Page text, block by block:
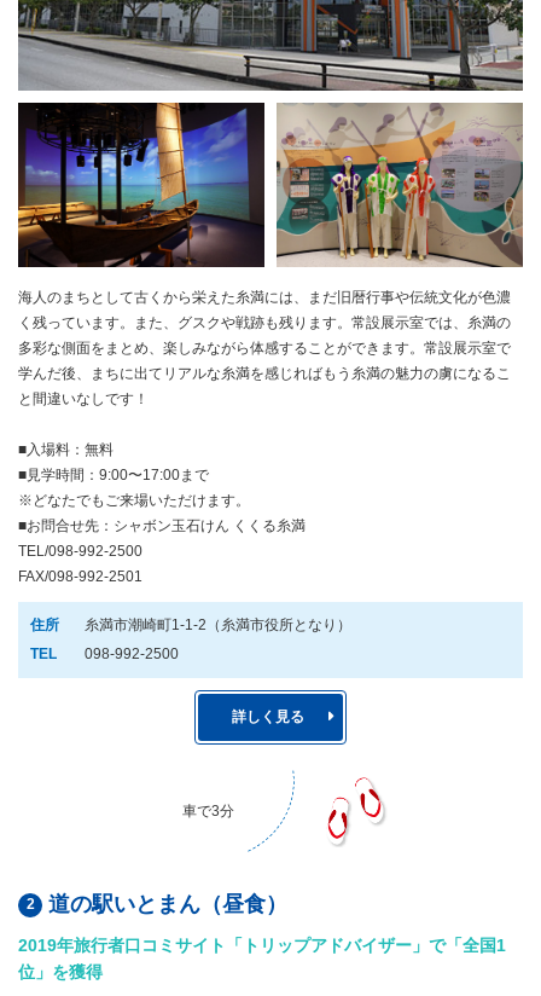
海人のまちとして古くから栄えた糸満には、まだ旧暦行事や伝統文化が色濃
く残っています。また、グスクや戦跡も残ります。常設展示室では、糸満の
多彩な側面をまとめ、楽しみながら体感することができます。常設展示室で
学んだ後、まちに出てリアルな糸満を感じればもう糸満の魅力の虜になるこ
と間違いなしです！
■入場料：無料
■見学時間：9:00〜17:00まで
※どなたでもご来場いただけます。
■お問合せ先：シャボン玉石けん くくる糸満
TEL/098-992-2500
FAX/098-992-2501
住所
糸満市潮崎町1-1-2（糸満市役所となり）
TEL
098-992-2500
詳しく見る
車で3分
道の駅いとまん（昼食）
2019年旅行者口コミサイト「トリップアドバイザー」で「全国1
位」を獲得